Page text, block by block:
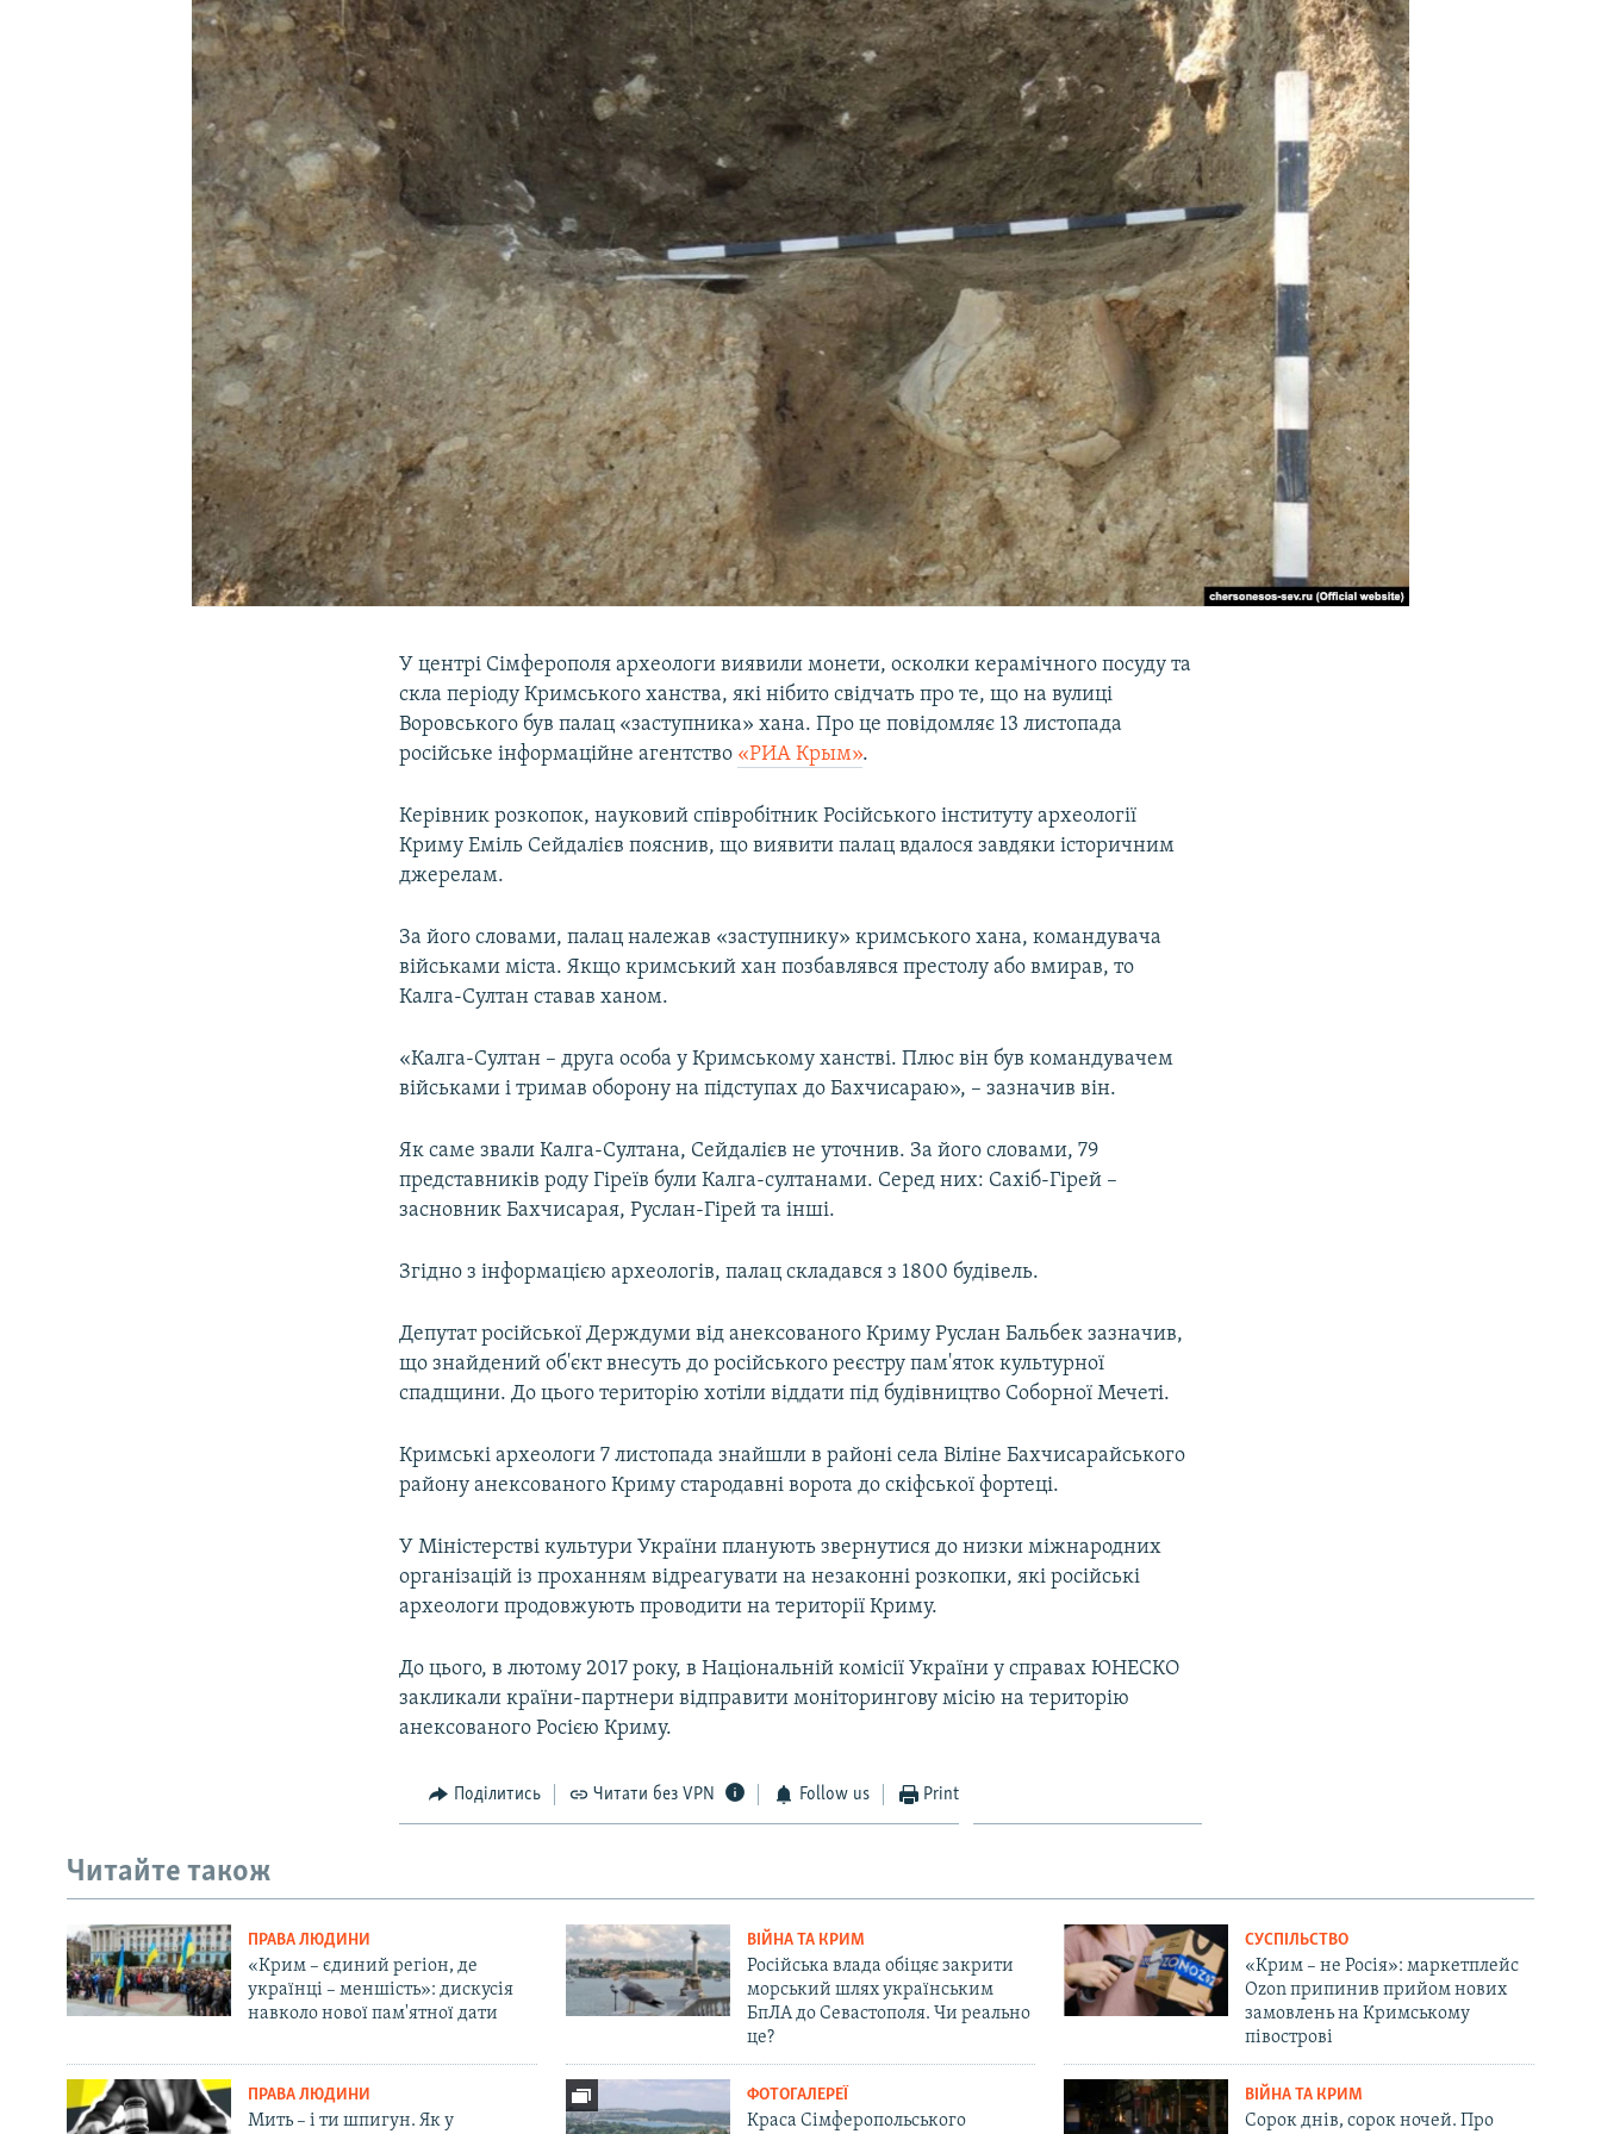
УКРАЇНСЬКА ПРОБЛЕМА КРИМУ
У центрі Сімферополя археологи виявили монети, осколки керамічного посуду та
скла періоду Кримського ханства, які нібито свідчать про те, що на вулиці
Воровського був палац «заступника» хана. Про це повідомляє 13 листопада
російське інформаційне агентство «РИА Крым».
Керівник розкопок, науковий співробітник Російського інституту археології
Криму Еміль Сейдалієв пояснив, що виявити палац вдалося завдяки історичним
джерелам.
За його словами, палац належав «заступнику» кримського хана, командувача
військами міста. Якщо кримський хан позбавлявся престолу або вмирав, то
Калга-Султан ставав ханом.
«Калга-Султан – друга особа у Кримському ханстві. Плюс він був командувачем
військами і тримав оборону на підступах до Бахчисараю», – зазначив він.
Як саме звали Калга-Султана, Сейдалієв не уточнив. За його словами, 79
представників роду Гіреїв були Калга-султанами. Серед них: Сахіб-Гірей –
засновник Бахчисарая, Руслан-Гірей та інші.
Згідно з інформацією археологів, палац складався з 1800 будівель.
Депутат російської Держдуми від анексованого Криму Руслан Бальбек зазначив,
що знайдений об'єкт внесуть до російського реєстру пам'яток культурної
спадщини. До цього територію хотіли віддати під будівництво Соборної Мечеті.
Кримські археологи 7 листопада знайшли в районі села Віліне Бахчисарайського
району анексованого Криму стародавні ворота до скіфської фортеці.
У Міністерстві культури України планують звернутися до низки міжнародних
організацій із проханням відреагувати на незаконні розкопки, які російські
археологи продовжують проводити на території Криму.
До цього, в лютому 2017 року, в Національній комісії України у справах ЮНЕСКО
закликали країни-партнери відправити моніторингову місію на територію
анексованого Росією Криму.
Поділитись Читати без VPN Follow us Print
Читайте також
ПРАВА ЛЮДИНИ
«Крим – єдиний регіон, де
українці – меншість»: дискусія
навколо нової пам'ятної дати
ВІЙНА ТА КРИМ
Російська влада обіцяє закрити
морський шлях українським
БпЛА до Севастополя. Чи реально
це?
СУСПІЛЬСТВО
«Крим – не Росія»: маркетплейс
Ozon припинив прийом нових
замовлень на Кримському
півострові
ПРАВА ЛЮДИНИ
Мить – і ти шпигун. Як у
ФОТОГАЛЕРЕЇ
Краса Сімферопольського
ВІЙНА ТА КРИМ
Сорок днів, сорок ночей. Про